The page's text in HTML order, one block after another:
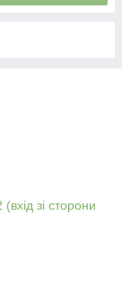
зі сторони